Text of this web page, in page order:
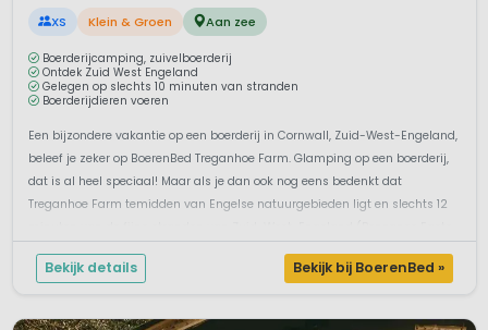
XS Klein & Groen Aan zee
Boerderijcamping, zuivelboerderij
Ontdek Zuid West Engeland
Gelegen op slechts 10 minuten van stranden
Boerderijdieren voeren
Een bijzondere vakantie op een boerderij in Cornwall, Zuid-West-Engeland,
beleef je zeker op BoerenBed Treganhoe Farm. Glamping op een boerderij,
dat is al heel speciaal! Maar als je dan ook nog eens bedenkt dat
Treganhoe Farm temidden van Engelse natuurgebieden ligt en slechts 12
Bekijk details Bekijk bij BoerenBed »